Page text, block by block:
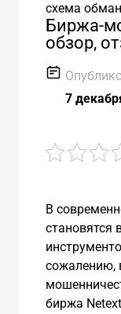
схема
Биржа-
обзор,
7
В
становятся
сожалению,
биржа